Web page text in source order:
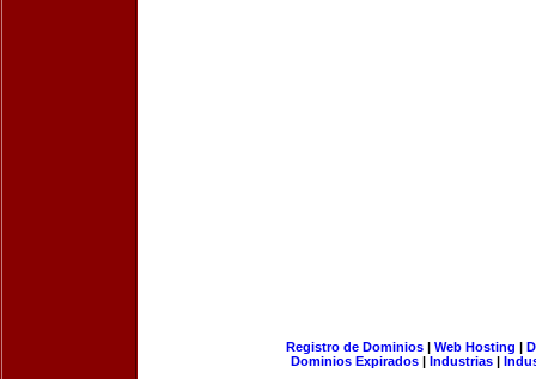
Registro de Dominios| Web Hosting |
Dominios Expirados | Industrias |